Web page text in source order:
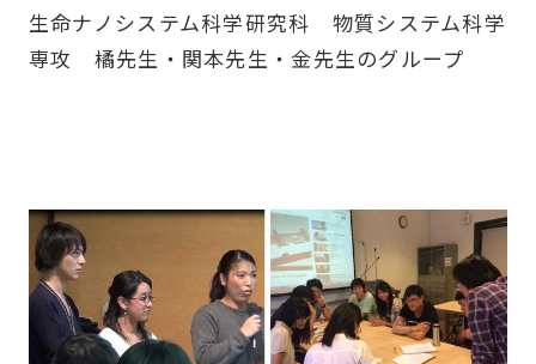
生命ナノシステム科学研究科 物質システム科学
専攻 橘先生・関本先生・金先生のグループ